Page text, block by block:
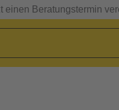
einen Beratungstermin